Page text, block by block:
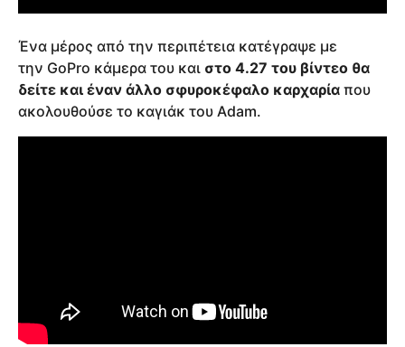
Ένα μέρος από την περιπέτεια κατέγραψε με
την GoPro κάμερα του και στο 4.27 του βίντεο θα
δείτε και έναν άλλο σφυροκέφαλο καρχαρία που
ακολουθούσε το καγιάκ του Adam.